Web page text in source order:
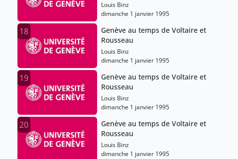
Louis Binz
dimanche 1 janvier 1995
18
Genève au temps de Voltaire et
Rousseau
Louis Binz
dimanche 1 janvier 1995
19
Genève au temps de Voltaire et
Rousseau
Louis Binz
dimanche 1 janvier 1995
20
Genève au temps de Voltaire et
Rousseau
Louis Binz
dimanche 1 janvier 1995